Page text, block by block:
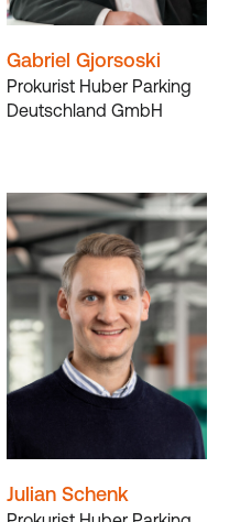
Gabriel Gjorsoski
Prokurist Huber Parking
Deutschland GmbH
Julian Schenk